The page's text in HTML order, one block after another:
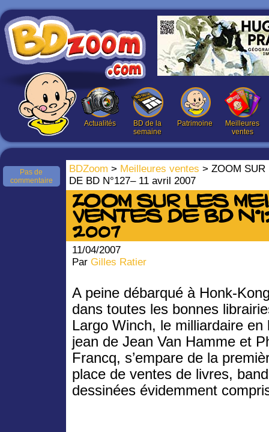
Actualités
BD de la
semaine
Patrimoine
Meilleures
ventes
BDZoom > Meilleures ventes > ZOOM SUR
DE BD N°127– 11 avril 2007
Pas de
commentaire
ZOOM SUR LES
VENTES DE BD
2007
11/04/2007
Par Gilles Ratier
A peine débarqué à Honk-
dans toutes les bonnes
Largo Winch, le milliardaire en
jean de Jean Van Hamme et
Francq, s’empare de la
place de ventes de livres,
dessinées évidemment